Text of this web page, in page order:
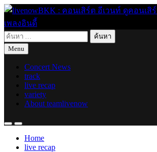
Skip
content
livenowBKK : คอนเสิร์ต อีเวนท์ ดูคอนเสิร์ต
อินดี้
live for today
ค้นหา
สำหรับ:
Menu
Concert News
track
live recap
variety
About teamlivenow
Home
live recap